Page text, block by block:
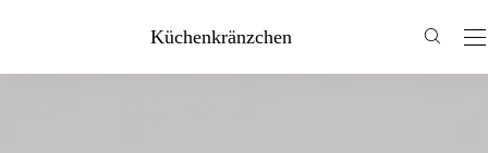
Küchenkränzchen